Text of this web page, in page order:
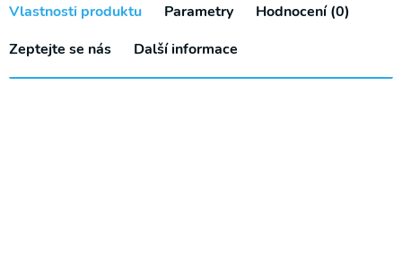
Vlastnosti produktu Parametry
Hodnocení (0)
Zeptejte se nás
Další informace